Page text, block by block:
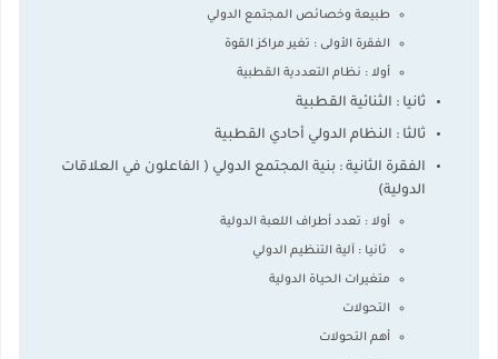
طبيعة وخصائص المجتمع الدولي
الفقرة الأولى : تغير مراكز القوة
أولا : نظام التعددية القطبية
ثانيا : الثنائية القطبية
ثالثا : النظام الدولي أحادي القطبية
الفقرة الثانية : بنية المجتمع الدولي ( الفاعلون في العلاقات
الدولية)
أولا : تعدد أطراف اللعبة الدولية
ثانيا : آلية التنظيم الدولي
متغيرات الحياة الدولية
التحولات
أهم التحولات